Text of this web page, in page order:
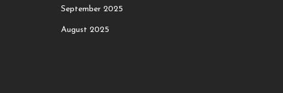
September 2025
August 2025